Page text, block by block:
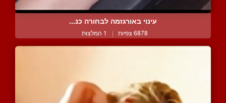
עינוי באורגזמה לבחורה כנ...
6878 צפיות | 1 המלצות